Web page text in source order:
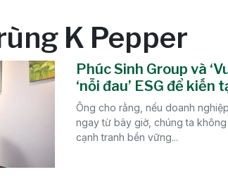
K Pepper
Phúc Sinh Group và
‘nỗi đau’ ESG để
Ông cho rằng, nếu doanh
ngay từ bây giờ, chúng ta
cạnh tranh bền vững...